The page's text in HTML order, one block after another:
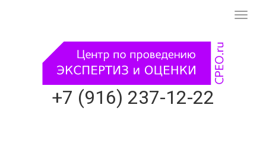
+7 (916) 237-12-22